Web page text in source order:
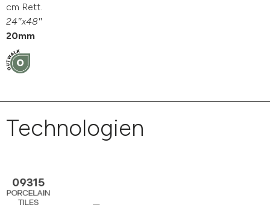
cm Rett.
24″x48″
20mm
Technologien